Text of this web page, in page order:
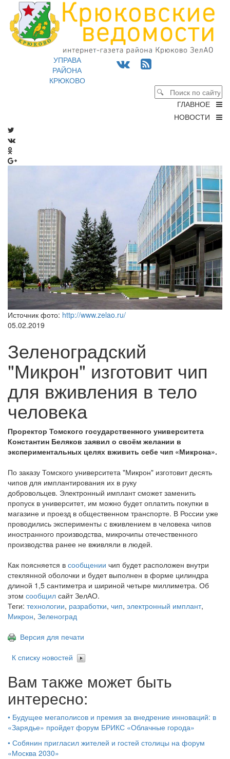
УПРАВА
РАЙОНА
КРЮКОВО
ГЛАВНОЕ
НОВОСТИ
Источник фото: http://www.zelao.ru/
05.02.2019
Зеленоградский
"Микрон" изготовит чип
для вживления в тело
человека
Проректор Томского государственного университета
Константин Беляков заявил о своём желании в
экспериментальных целях вживить себе чип «Микрона».
По заказу Томского университета "Микрон" изготовит десять
чипов для имплантирования их в руку
добровольцев. Электронный имплант сможет заменить
пропуск в университет, им можно будет оплатить покупки в
магазине и проезд в общественном транспорте. В России уже
проводились эксперименты с вживлением в человека чипов
иностранного производства, микрочипы отечественного
производства ранее не вживляли в людей.
Как поясняется в сообщении чип будет расположен внутри
стеклянной оболочки и будет выполнен в форме цилиндра
длиной 1,5 сантиметра и шириной четыре миллиметра. Об
этом сообщил сайт ЗелАО.
Теги: технологии, разработки, чип, электронный имплант,
Микрон, Зеленоград
Версия для печати
К списку новостей
Вам также может быть
интересно:
• Будущее мегаполисов и премия за внедрение инноваций: в
«Зарядье» пройдет форум БРИКС «Облачные города»
• Собянин пригласил жителей и гостей столицы на форум
«Москва 2030»